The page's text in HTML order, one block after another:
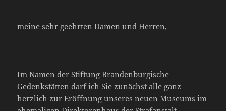
meine sehr geehrten Damen und Herren,
Im Namen der Stiftung Brandenburgische
Gedenkstätten darf ich Sie zunächst alle ganz
herzlich zur Eröffnung unseres neuen Museums im